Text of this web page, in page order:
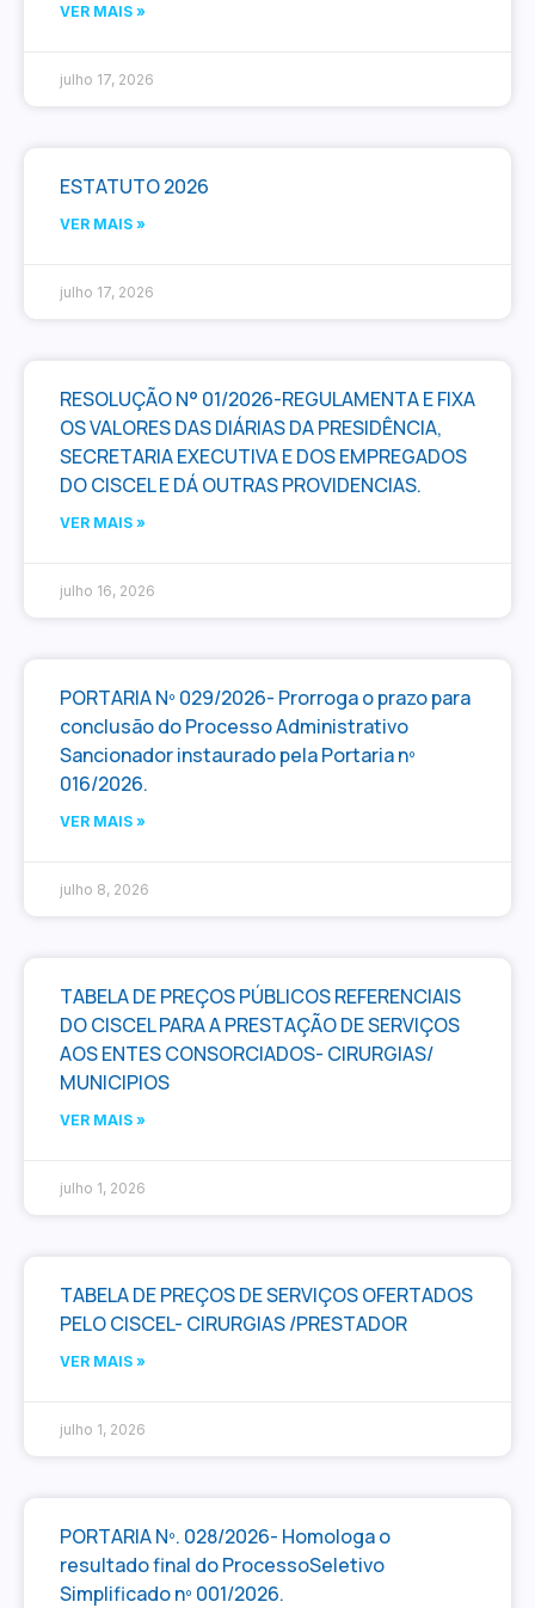
VER MAIS »
julho 17, 2026
ESTATUTO 2026
VER MAIS »
julho 17, 2026
RESOLUÇÃO N° 01/2026-REGULAMENTA E FIXA
OS VALORES DAS DIÁRIAS DA PRESIDÊNCIA,
SECRETARIA EXECUTIVA E DOS EMPREGADOS
DO CISCEL E DÁ OUTRAS PROVIDENCIAS.
VER MAIS »
julho 16, 2026
PORTARIA Nº 029/2026- Prorroga o prazo para
conclusão do Processo Administrativo
Sancionador instaurado pela Portaria nº
016/2026.
VER MAIS »
julho 8, 2026
TABELA DE PREÇOS PÚBLICOS REFERENCIAIS
DO CISCEL PARA A PRESTAÇÃO DE SERVIÇOS
AOS ENTES CONSORCIADOS- CIRURGIAS/
MUNICIPIOS
VER MAIS »
julho 1, 2026
TABELA DE PREÇOS DE SERVIÇOS OFERTADOS
PELO CISCEL- CIRURGIAS /PRESTADOR
VER MAIS »
julho 1, 2026
PORTARIA Nº. 028/2026- Homologa o
resultado final do ProcessoSeletivo
Simplificado nº 001/2026.